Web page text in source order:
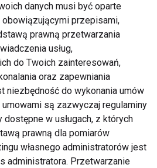
Aktywność fizyczna
zwiększa tolerancję na
ból
więcej
danych musi być oparte
obowiązującymi przepisami,
prawną przetwarzania
usług,
do Twoich zainteresowań,
oraz zapewniania
niezbędność do wykonania umów
są zazwyczaj regulaminy
dostępne w usługach, z których
prawną dla pomiarów
własnego administratorów jest
administratora. Przetwarzanie